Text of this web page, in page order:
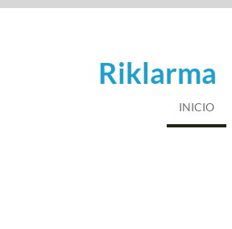
Saltar
Riklarma
INICIO